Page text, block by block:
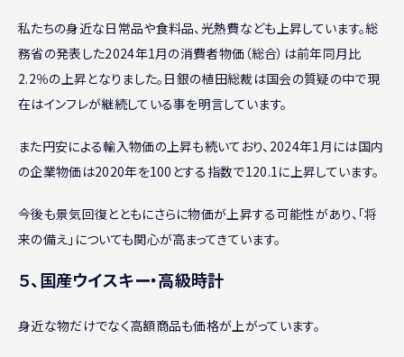
私たちの身近な日常品や食料品、光熱費なども上昇しています。総
務省の発表した2024年1月の消費者物価（総合）は前年同月比
2.2％の上昇となりました。日銀の植田総裁は国会の質疑の中で現
在はインフレが継続している事を明言しています。
また円安による輸入物価の上昇も続いており、2024年1月には国内
の企業物価は2020年を100とする指数で120.1に上昇しています。
今後も景気回復とともにさらに物価が上昇する可能性があり、「将
来の備え」についても関心が高まってきています。
５、国産ウイスキー・高級時計
身近な物だけでなく高額商品も価格が上がっています。